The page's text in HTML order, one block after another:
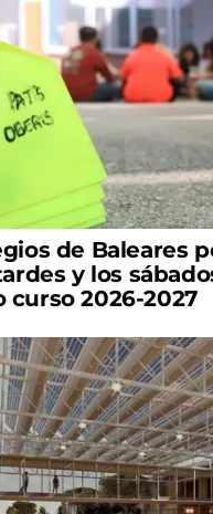
de Baleares
y los
curso 2026-2027